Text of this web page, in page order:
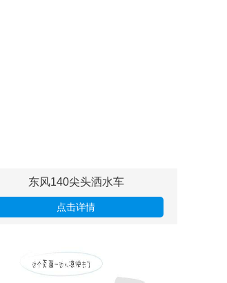
东风140尖头洒水车
点击详情